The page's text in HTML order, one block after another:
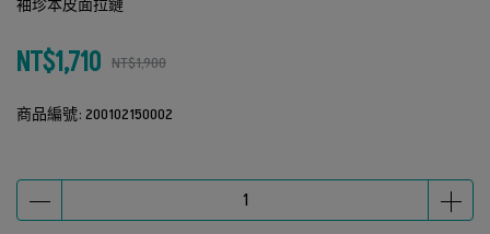
袖珍本皮面拉鏈
NT$1,710 NT$1,900
商品編號: 200102150002